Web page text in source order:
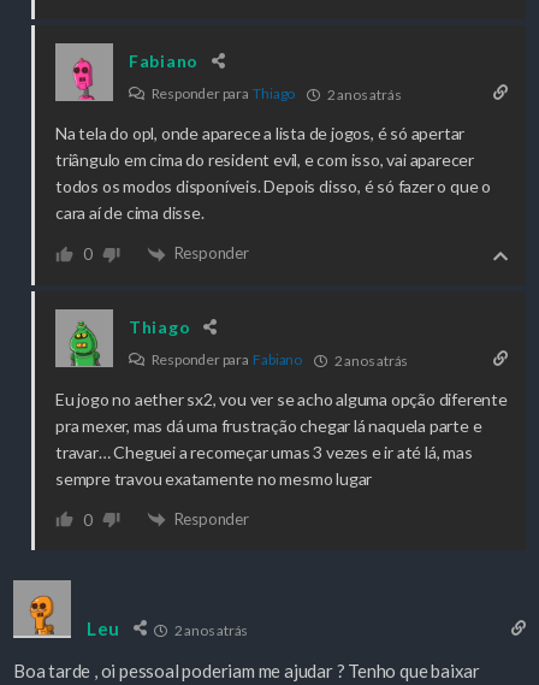
Fabiano
Responder paraThiago 2 anos atrás
Na tela do opl, onde aparece a lista de jogos, é só apertar
triângulo em cima do resident evil, e com isso, vai aparecer
todos os modos disponíveis. Depois disso, é só fazer o que o
cara aí de cima disse.
0 Responder
Thiago
Responder para Fabiano 2 anos atrás
Eu jogo no aether sx2, vou ver se acho alguma opção diferente
pra mexer, mas dá uma frustração chegar lá naquela parte e
travar… Cheguei a recomeçar umas 3 vezes e ir até lá, mas
sempre travou exatamente no mesmo lugar
0 Responder
Leu 2 anos atrás
Boa tarde , oi pessoal poderiam me ajudar ? Tenho que baixar